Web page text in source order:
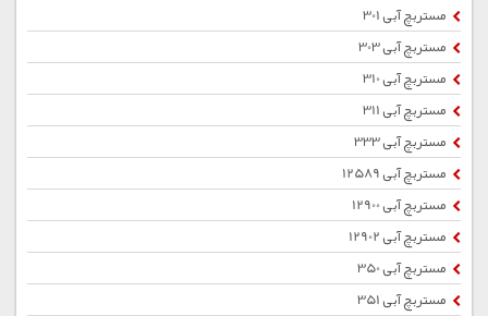
مستربچ آبی 301
مستربچ آبی 303
مستربچ آبی 310
مستربچ آبی 311
مستربچ آبی 333
مستربچ آبی 12589
مستربچ آبی 12900
مستربچ آبی 12902
مستربچ آبی 350
مستربچ آبی 351